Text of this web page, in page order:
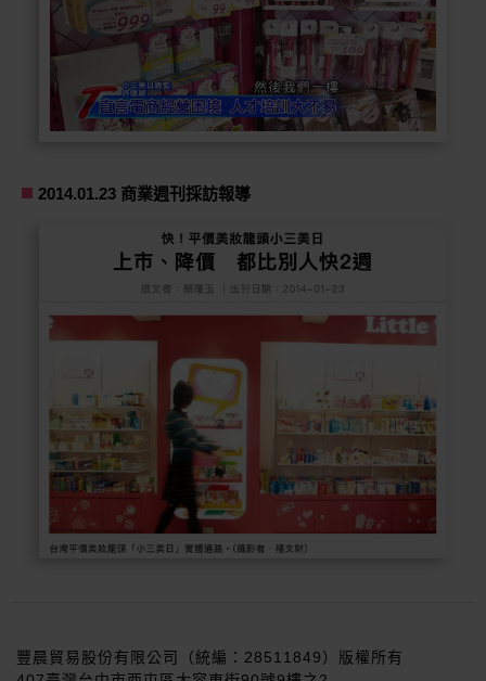
2014.01.23 商業週刊採訪報導
豐晨貿易股份有限公司（統編：28511849）版權所有